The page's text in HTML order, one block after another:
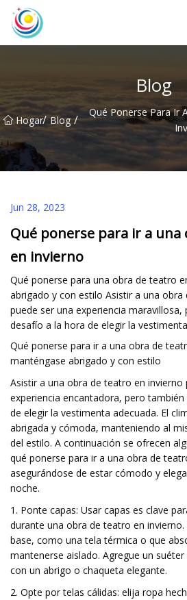
Blog
Hogar/ Blog /
Qué Ponerse Para Ir
Jun 28, 2023
Qué ponerse para ir a
en invierno
Qué ponerse para una obra de teatro
abrigado y con estilo Asistir a una
puede ser una experiencia
desafío a la hora de elegir la
Qué ponerse para ir a una obra de
manténgase abrigado y con estilo
Asistir a una obra de teatro en invierno
experiencia encantadora, pero
de elegir la vestimenta adecuada. El
abrigada y cómoda, manteniendo al
del estilo. A continuación se ofrecen
qué ponerse para ir a una obra de
asegurándose de estar cómodo y
noche.
1. Ponte capas: Usar capas es clave
durante una obra de teatro en
base, como una tela térmica o que
mantenerse aislado. Agregue un
con un abrigo o chaqueta elegante.
2. Opte por telas cálidas: elija ropa